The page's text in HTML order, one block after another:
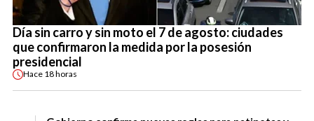
Día sin carro y sin moto el 7 de agosto: ciudades
que confirmaron la medida por la posesión
presidencial
Hace 18 horas